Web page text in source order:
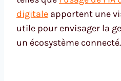
digitale apportent une
utile pour envisager la
un écosystème connecté.